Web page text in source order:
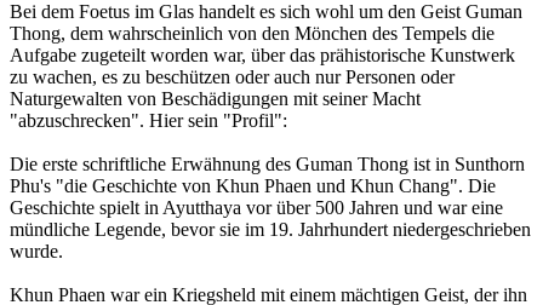
Bei dem Foetus im Glas handelt es sich wohl um den Geist Guman
Thong, dem wahrscheinlich von den Mönchen des Tempels die
Aufgabe zugeteilt worden war, über das prähistorische Kunstwerk
zu wachen, es zu beschützen oder auch nur Personen oder
Naturgewalten von Beschädigungen mit seiner Macht
"abzuschrecken". Hier sein "Profil":
Die erste schriftliche Erwähnung des Guman Thong ist in Sunthorn
Phu's "die Geschichte von Khun Phaen und Khun Chang". Die
Geschichte spielt in Ayutthaya vor über 500 Jahren und war eine
mündliche Legende, bevor sie im 19. Jahrhundert niedergeschrieben
wurde.
Khun Phaen war ein Kriegsheld mit einem mächtigen Geist, der ihn